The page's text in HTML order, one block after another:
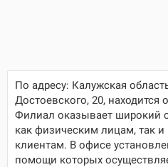
По адресу: Калужская
Достоевского, 20, находится
Филиал оказывает широкий
как физическим лицам, так
клиентам. В офисе
помощи которых